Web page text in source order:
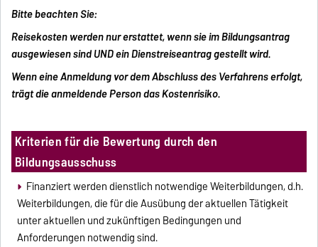
Bitte beachten Sie:
Reisekosten werden nur erstattet, wenn sie im Bildungsantrag
ausgewiesen sind UND ein Dienstreiseantrag gestellt wird.
Wenn eine Anmeldung vor dem Abschluss des Verfahrens erfolgt,
trägt die anmeldende Person das Kostenrisiko.
Kriterien für die Bewertung durch den
Bildungsausschuss
Finanziert werden dienstlich notwendige Weiterbildungen, d.h.
Weiterbildungen, die für die Ausübung der aktuellen Tätigkeit
unter aktuellen und zukünftigen Bedingungen und
Anforderungen notwendig sind.